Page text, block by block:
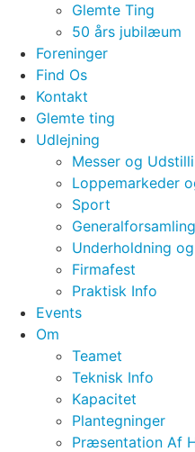
Glemte Ting
50 års jubilæum
Foreninger
Find Os
Kontakt
Glemte ting
Udlejning
Messer og
Loppemarkeder
Sport
Underholdning
Firmafest
Praktisk Info
Events
Om
Teamet
Teknisk Info
Kapacitet
Plantegninger
Præsentation Af